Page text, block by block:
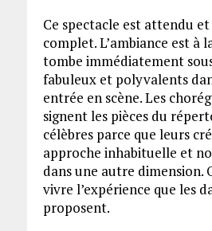
Ce spectacle est attendu
complet. L’ambiance est à
tombe immédiatement
fabuleux et polyvalents
entrée en scène. Les
signent les pièces du
célèbres parce que leurs
approche inhabituelle et
dans une autre dimension.
vivre l’expérience que les
proposent.